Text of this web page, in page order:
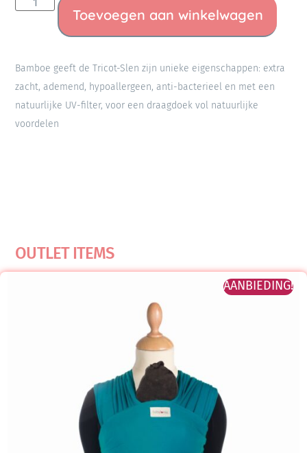
Toevoegen aan winkelwagen
Bamboe geeft de Tricot-Slen zijn unieke eigenschappen: extra
zacht, ademend, hypoallergeen, anti-bacterieel en met een
natuurlijke UV-filter, voor een draagdoek vol natuurlijke
voordelen
OUTLET ITEMS
AANBIEDING!